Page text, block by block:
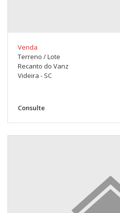
Venda
Terreno / Lote
Recanto do Vanz
Videira - SC
Consulte